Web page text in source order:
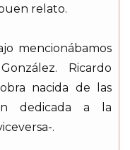
relato.
mencionábamos
Ricardo
nacida de las
dedicada a la
.